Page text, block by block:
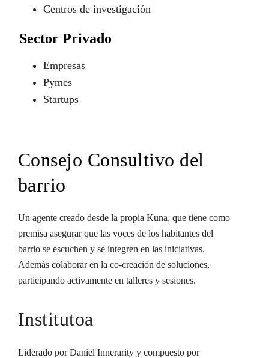
Centros de investigación
Sector Privado
Empresas
Pymes
Startups
Consejo Consultivo del
barrio
Un agente creado desde la propia Kuna, que tiene como
premisa asegurar que las voces de los habitantes del
barrio se escuchen y se integren en las iniciativas.
Además colaborar en la co-creación de soluciones,
participando activamente en talleres y sesiones.
Institutoa
Liderado por Daniel Innerarity y compuesto por